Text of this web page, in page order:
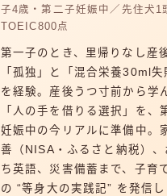
子4歳・第二子妊娠中／先住犬1
TOEIC800点
第一子のとき、里帰りなし産
「孤独」と「混合栄養30ml失
を経験。産後うつ寸前から学
「人の手を借りる選択」を、
妊娠中の今リアルに準備中。
善（NISA・ふるさと納税）、
ち英語、災害備蓄まで、子育
の “等身大の実践記” を発信